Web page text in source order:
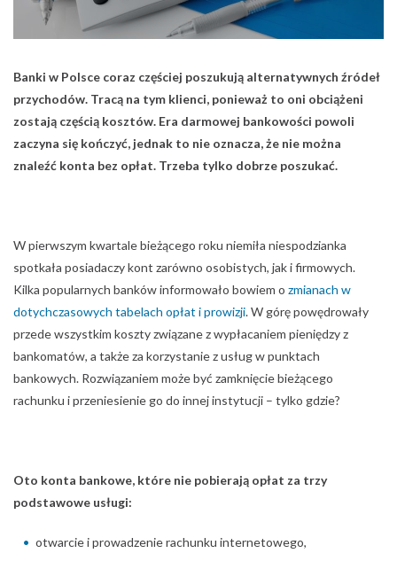
Banki w Polsce coraz częściej poszukują alternatywnych źródeł
przychodów. Tracą na tym klienci, ponieważ to oni obciążeni
zostają częścią kosztów. Era darmowej bankowości powoli
zaczyna się kończyć, jednak to nie oznacza, że nie można
znaleźć konta bez opłat. Trzeba tylko dobrze poszukać.
W pierwszym kwartale bieżącego roku niemiła niespodzianka
spotkała posiadaczy kont zarówno osobistych, jak i firmowych.
Kilka popularnych banków informowało bowiem o zmianach w
dotychczasowych tabelach opłat i prowizji. W górę powędrowały
przede wszystkim koszty związane z wypłacaniem pieniędzy z
bankomatów, a także za korzystanie z usług w punktach
bankowych. Rozwiązaniem może być zamknięcie bieżącego
rachunku i przeniesienie go do innej instytucji – tylko gdzie?
Oto konta bankowe, które nie pobierają opłat za trzy
podstawowe usługi:
otwarcie i prowadzenie rachunku internetowego,